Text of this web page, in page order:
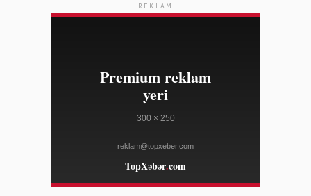
FRANCE 24
GAO: Doge-nin 110 milyard dollarlıq qənaət
iddialarında səhvlər var
İran parlament spikeri Trampın teatr diplomatiyasını
REKLAM